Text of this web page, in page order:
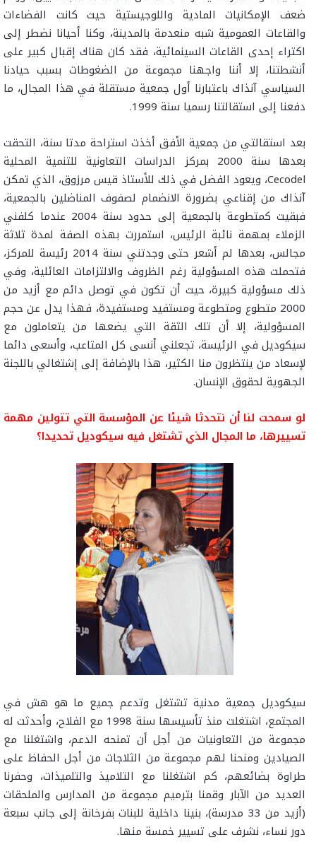
ضعف الإمكانيات المادية واللوجيستية حيث كانت الفضاءات
والقاعات العمومية شبه منعدمة بالمدينة، وكنا أحيانا نضطر إلى
اكتراء إحدى القاعات السينمائية، فقد كان هناك إقبال كبير على
أنشطتنا، إلا أننا واجهنا مجموعة من الضغوطات بسبب حيادنا
السياسي آنذاك باعتبارنا أول جمعية مستقلة في هذا المجال، ما
دفعنا إلى استقالتنا رسميا سنة 1999.
بعد استقالتي من جمعية الأفق أخذت استراحة مدتا سنة، التحقت
بعدها سنة 2000 بمركز الدراسات التعاونية للتنمية المحلية
Cecodel، ويعود الفضل في ذلك للأستاذ قيس مرزوق، الذي تمكن
آنذاك من إقناعي بضرورة الانضمام لصفوف المناضلين بالجمعية،
فبقيت كمتطوعة بالجمعية إلى حدود سنة 2004 عندما كلفني
الزملاء بمهمة نائبة الرئيس، استمررت بهذه الصفة لمدة ثلاثة
مجالس، بعدها لم أشعر حتى وجدتني سنة 2014 رئيسة للمركز،
فتحملت هذه المسؤولية رغم الظروف والالتزامات العائلية، وفي
ذلك مسؤولية كبيرة، حيث أن تكون في توصل دائم مع أزيد من
2000 متطوع ومتطوعة ومستفيد ومستفيدة، فهذا يدل عن حجم
المسؤولية، إلا أن تلك الثقة التي يضعها من يتعاملون مع
سيكوديل في الرئيسة، تجعلني أنسى كل المتاعب، وأسعى دائما
لإسعاد من ينتظرون منا الكثير، هذا بالإضافة إلى إشتغالي باللجنة
الجهوية لحقوق الإنسان.
لو سمحت لنا أن نتحدثا شيئا عن المؤسسة التي تتولين مهمة
تسييرها، ما المجال الذي تشتغل فيه سيكوديل تحديدا؟
سيكوديل جمعية مدنية تشتغل وتدعم جميع ما هو هش في
المجتمع، اشتغلت منذ تأسيسها سنة 1998 مع الفلاح، وأحدثت له
مجموعة من التعاونيات من أجل أن تمنحه الدعم، واشتغلنا مع
الصيادين ومنحنا لهم مجموعة من الثلاجات من أجل الحفاظ على
طراوة بضائعهم، كم اشتغلنا مع التلاميذ والتلميذات، وحفرنا
العديد من الآبار وقمنا بترميم مجموعة من المدارس والملحقات
(أزيد من 33 مدرسة)، بنينا داخلية للبنات بفرخانة إلى جانب سبعة
دور نساء، نشرف على تسيير خمسة منها.